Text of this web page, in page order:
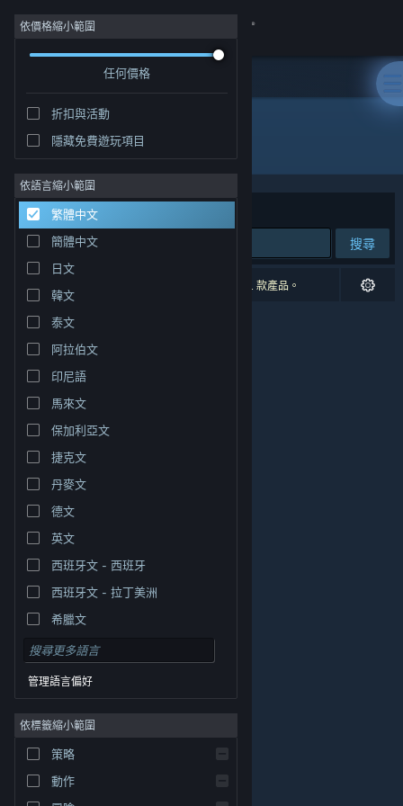
登入
社群
關於
客服
變更語言
取得 Steam 行動應用程式
檢視電腦版網頁
權人在美國與其它國家（地區）之財產。
Cookie
依價格縮小範圍
任何價格
折扣與活動
隱藏免費遊玩項目
依語言縮小範圍
繁體中文
簡體中文
日文
韓文
泰文
阿拉伯文
印尼語
馬來文
保加利亞文
捷克文
丹麥文
德文
英文
西班牙文 - 西班牙
西班牙文 - 拉丁美洲
希臘文
管理語言偏好
依標籤縮小範圍
策略
動作
開發人員: kivoro
排序依據 相關性
搜尋
0 項相符的搜尋結果。 已根據您的偏好設定排除 1 款產品。